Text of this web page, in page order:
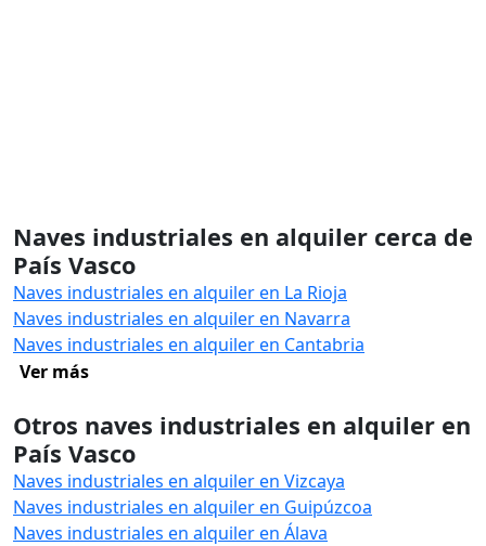
Naves industriales en alquiler cerca de
País Vasco
Naves industriales en alquiler en La Rioja
Naves industriales en alquiler en Navarra
Naves industriales en alquiler en Cantabria
Ver más
Otros naves industriales en alquiler en
País Vasco
Naves industriales en alquiler en Vizcaya
Naves industriales en alquiler en Guipúzcoa
Naves industriales en alquiler en Álava